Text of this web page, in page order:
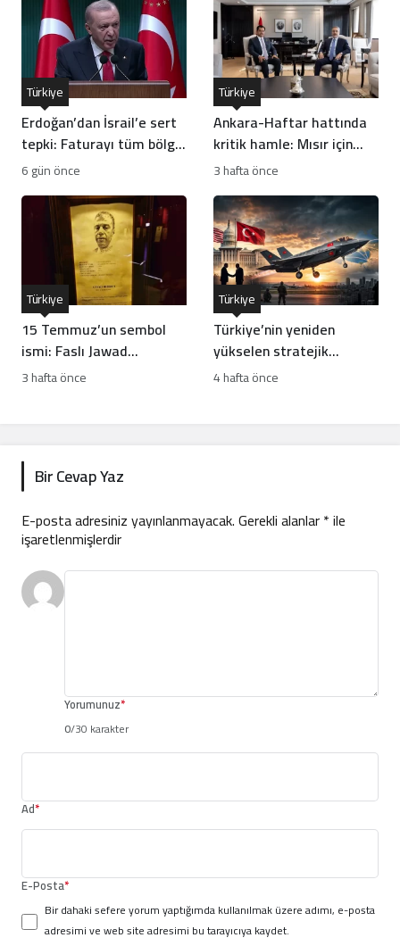
Erdoğan’dan İsrail’e sert
tepki: Faturayı tüm bölge
ödüyor
Türkiye
6 gün önce
Ankara-Haftar hattında
kritik hamle: Mısır için
risk mi?
Türkiye
3 hafta önce
15 Temmuz’un sembol
ismi: Faslı Jawad
Merroun’un hikayesi
Türkiye
3 hafta önce
Türkiye’nin yeniden
yükselen stratejik
hamleleri İsrail’i rahatsız
Türkiye
4 hafta önce
Bir Cevap Yaz
E-posta adresiniz yayınlanmayacak.Gerekli alanlar*ile
işaretlenmişlerdir
Yorumunuz*
0/30 karakter
Ad*
E-Posta*
Bir dahaki sefere yorum yaptığımda kullanılmak üzere adımı, e-posta
adresimi ve web site adresimi bu tarayıcıya kaydet.